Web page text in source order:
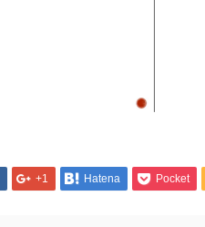
+1 Hatena Pocket